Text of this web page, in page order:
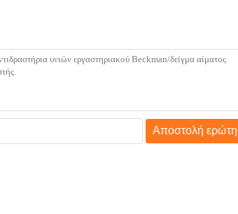
Αποστολή